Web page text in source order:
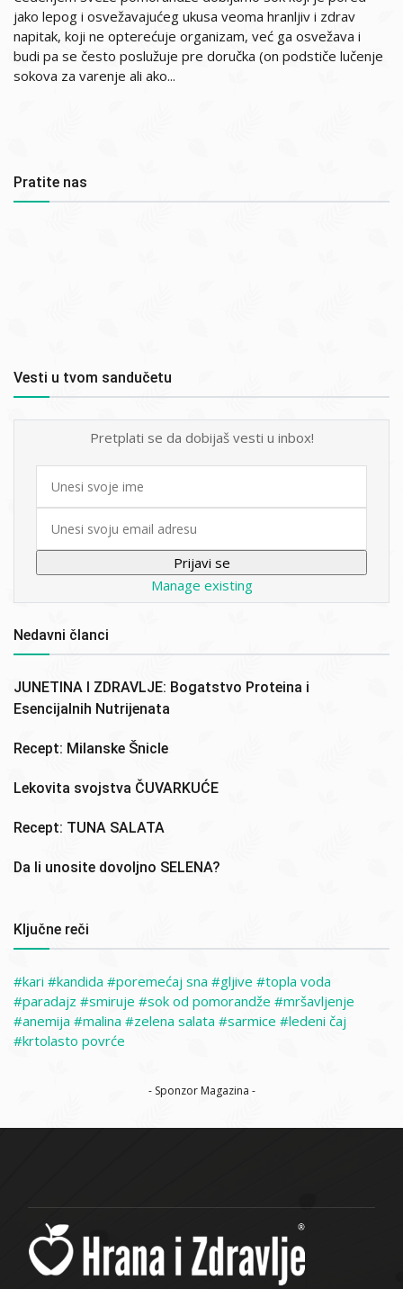
jako lepog i osvežavajućeg ukusa veoma hranljiv i zdrav
napitak, koji ne opterećuje organizam, već ga osvežava i
budi pa se često poslužuje pre doručka (on podstiče lučenje
sokova za varenje ali ako...
Pratite nas
Vesti u tvom sandučetu
Pretplati se da dobijaš vesti u inbox!
First
Manage existing
Nedavni članci
JUNETINA I ZDRAVLJE: Bogatstvo Proteina i
Esencijalnih Nutrijenata
Recept: Milanske Šnicle
Lekovita svojstva ČUVARKUĆE
Recept: TUNA SALATA
Da li unosite dovoljno SELENA?
Ključne reči
kari kandida poremećaj sna gljive
topla voda
paradajz
smiruje sok od pomorandže
mršavljenje
anemija
malina zelena salata sarmice
ledeni čaj
krtolasto povrće
- Sponzor Magazina -